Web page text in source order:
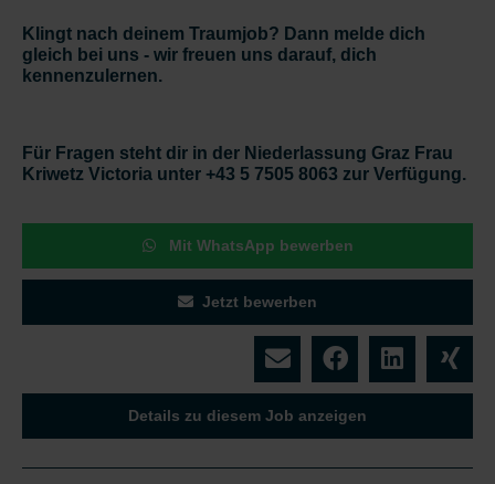
Klingt nach deinem Traumjob? Dann melde dich
gleich bei uns - wir freuen uns darauf, dich
kennenzulernen.
Für Fragen steht dir in der Niederlassung Graz Frau
Kriwetz Victoria unter +43 5 7505 8063 zur Verfügung.
Mit WhatsApp bewerben
Jetzt bewerben
Details zu diesem Job anzeigen